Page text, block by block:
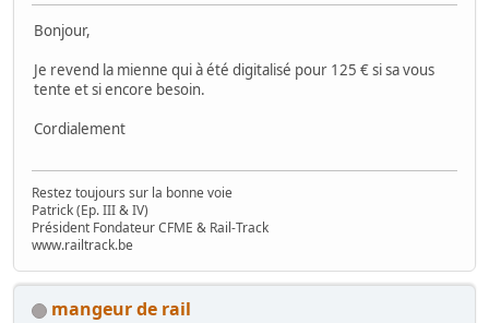
Bonjour,
Je revend la mienne qui à été digitalisé pour 125 € si sa vous
tente et si encore besoin.
Cordialement
Restez toujours sur la bonne voie
Patrick (Ep. III & IV)
Président Fondateur CFME & Rail-Track
www.railtrack.be
mangeur de rail